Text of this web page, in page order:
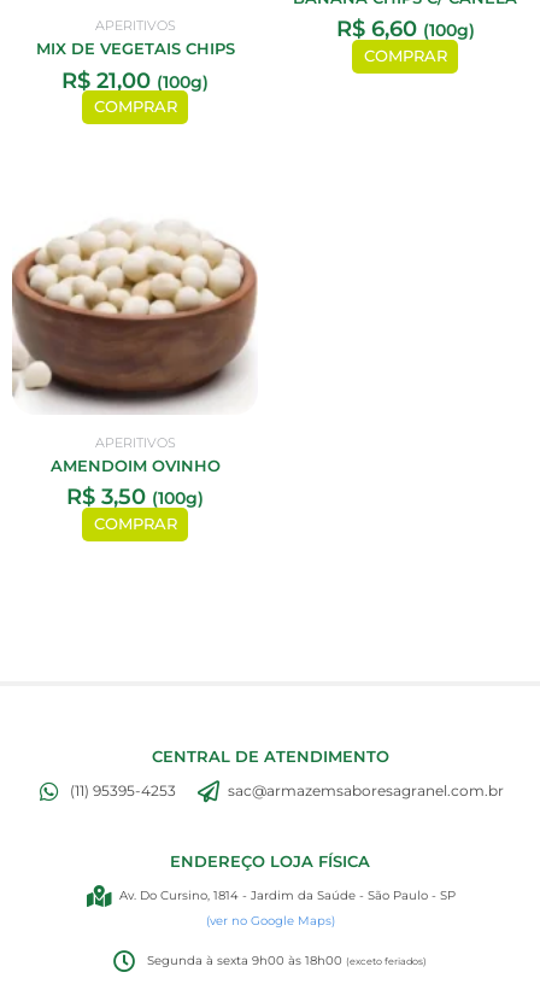
APERITIVOS
MIX DE VEGETAIS CHIPS
R$ 21,00 (100g)
COMPRAR
R$6,60 (100g)
COMPRAR
APERITIVOS
AMENDOIM OVINHO
R$ 3,50 (100g)
COMPRAR
CENTRAL DE ATENDIMENTO
(11) 95395-4253 sac@armazemsaboresagranel.com.br
ENDEREÇO LOJA FÍSICA
Av. Do Cursino, 1814 - Jardim da Saúde - São Paulo - SP
(ver no Google Maps)
Segunda à sexta 9h00 às 18h00(exceto feriados)